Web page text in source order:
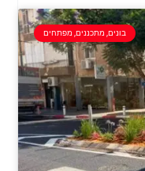
בונים, מתכננים, מפתחים